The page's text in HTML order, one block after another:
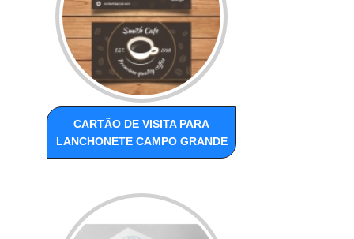
CARTÃO DE VISITA PARA
LANCHONETE CAMPO GRANDE